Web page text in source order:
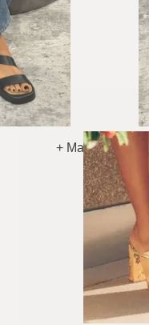
+ Matyti Daugiau